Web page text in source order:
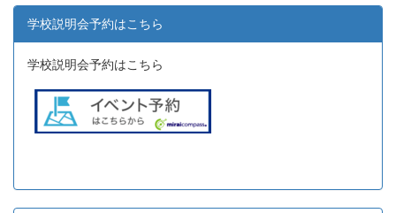
学校説明会予約はこちら
学校説明会予約はこちら